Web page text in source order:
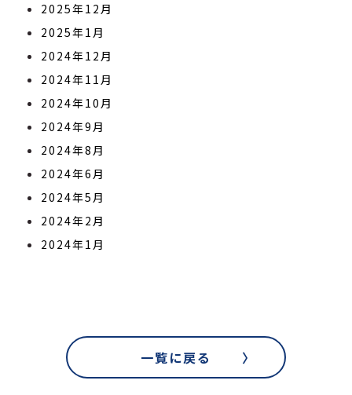
2025年12月
2025年1月
2024年12月
2024年11月
2024年10月
2024年9月
2024年8月
2024年6月
2024年5月
2024年2月
2024年1月
一覧に戻る